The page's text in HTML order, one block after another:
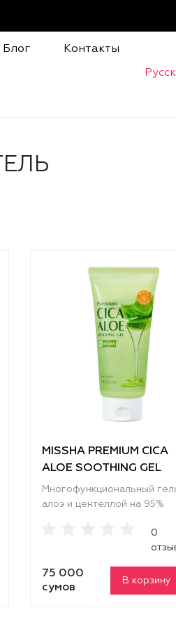
Блог Контакты
ГЕЛЬ
MISSHA PREMIUM CICA
ALOE SOOTHING GEL
Многофункциональный
алоэ и центеллой на 95%
сока алоэ. Средство
глубоких слоях
устраняет сухость и
0
75 000
сумов
В корзину